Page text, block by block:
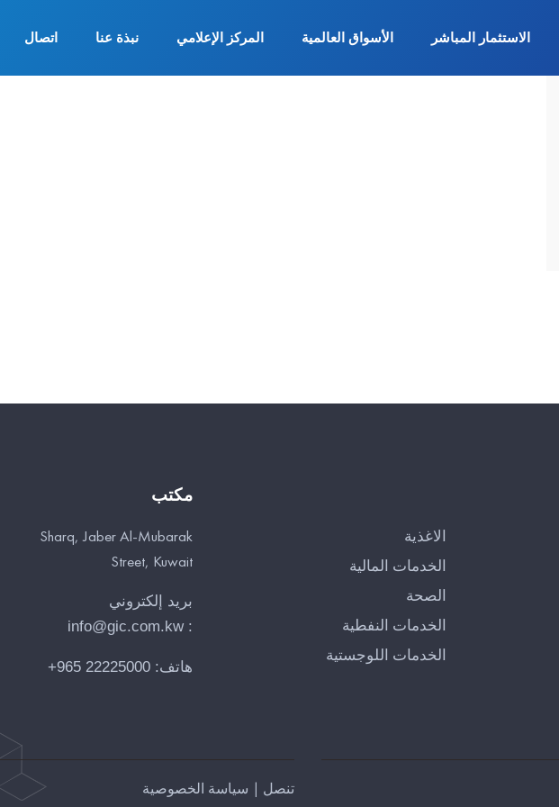
الاستثمار المباشر الأسواق العالمية المركز الإعلامي نبذة عنا اتصال
الاغذية
الخدمات المالية
الصحة
الخدمات النفطية
الخدمات اللوجستية
مكتب
Sharq, Jaber Al-Mubarak
Street, Kuwait
بريد إلكتروني
:
info@gic.com.kw
هاتف:22225000 965+
تنصل | سياسة الخصوصية